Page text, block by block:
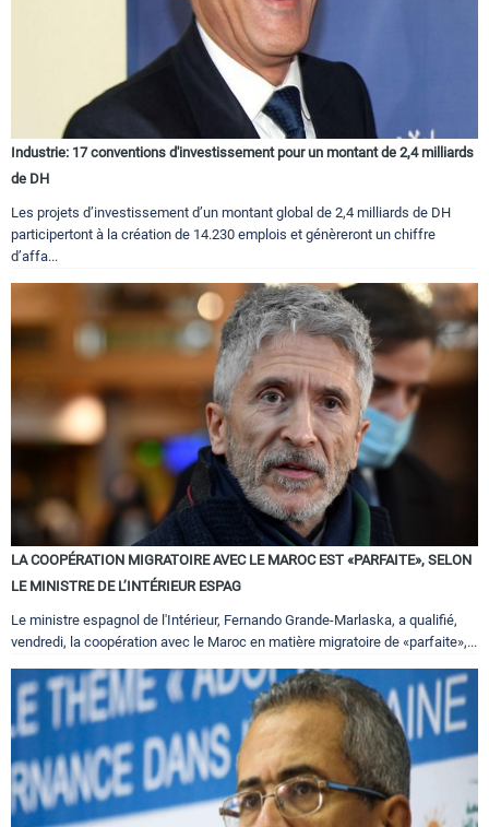
Industrie: 17 conventions d'investissement pour un montant de 2,4 milliards
de DH
Les projets d’investissement d’un montant global de 2,4 milliards de DH
participertont à la création de 14.230 emplois et génèreront un chiffre
d’affa...
LA COOPÉRATION MIGRATOIRE AVEC LE MAROC EST «PARFAITE», SELON
LE MINISTRE DE L’INTÉRIEUR ESPAG
Le ministre espagnol de l'Intérieur, Fernando Grande-Marlaska, a qualifié,
vendredi, la coopération avec le Maroc en matière migratoire de «parfaite»,...